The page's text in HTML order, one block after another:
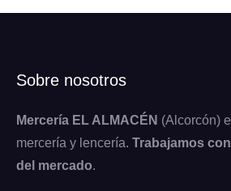
Sobre nosotros
Mercería EL ALMACÉN (Alcorcón)
mercería y lencería. Trabajamos
del mercado.